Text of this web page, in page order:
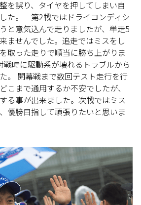
を誤り、タイヤを押してしまい自
た。 第2戦ではドライコンディシ
と意気込んで走りましたが、単走5
ませんでした。追走ではミスをし
取った走りで順当に勝ち上がりま
戦時に駆動系が壊れるトラブルから
。 開幕戦まで数回テスト走行を行
こまで通用するか不安でしたが、
る事が出来ました。次戦ではミス
優勝目指して頑張りたいと思いま